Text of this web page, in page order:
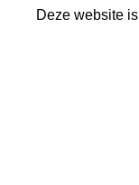
Deze website